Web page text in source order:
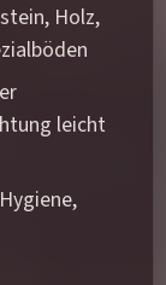
Holz,
leicht